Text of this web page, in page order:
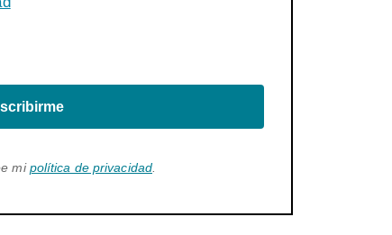
mipolítica de privacidad